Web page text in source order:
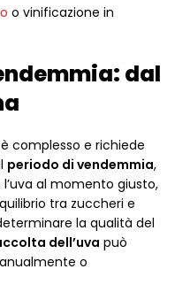
o vinificazione in
dal
è complesso e richiede
periodo di vendemmia,
al momento giusto,
tra zuccheri e
la qualità del
dell’uva può
o